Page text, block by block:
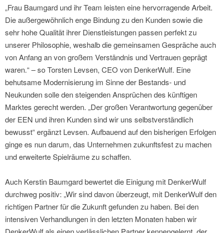
„Frau Baumgard und ihr Team leisten eine hervorragende Arbeit.
Die außergewöhnlich enge Bindung zu den Kunden sowie die
sehr hohe Qualität ihrer Dienstleistungen passen perfekt zu
unserer Philosophie, weshalb die gemeinsamen Gespräche auch
von Anfang an von großem Verständnis und Vertrauen geprägt
waren.“ – so Torsten Levsen, CEO von DenkerWulf. Eine
behutsame Modernisierung im Sinne der Bestands- und
Neukunden solle den steigenden Ansprüchen des künftigen
Marktes gerecht werden. „Der großen Verantwortung gegenüber
der EEN und ihren Kunden sind wir uns selbstverständlich
bewusst“ ergänzt Levsen. Aufbauend auf den bisherigen Erfolgen
ginge es nun darum, das Unternehmen zukunftsfest zu machen
und erweiterte Spielräume zu schaffen.
Auch Kerstin Baumgard bewertet die Einigung mit DenkerWulf
durchweg positiv: „Wir sind davon überzeugt, mit DenkerWulf den
richtigen Partner für die Zukunft gefunden zu haben. Bei den
intensiven Verhandlungen in den letzten Monaten haben wir